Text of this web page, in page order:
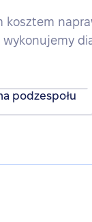
kosztem
wykonujemy
podzespołu